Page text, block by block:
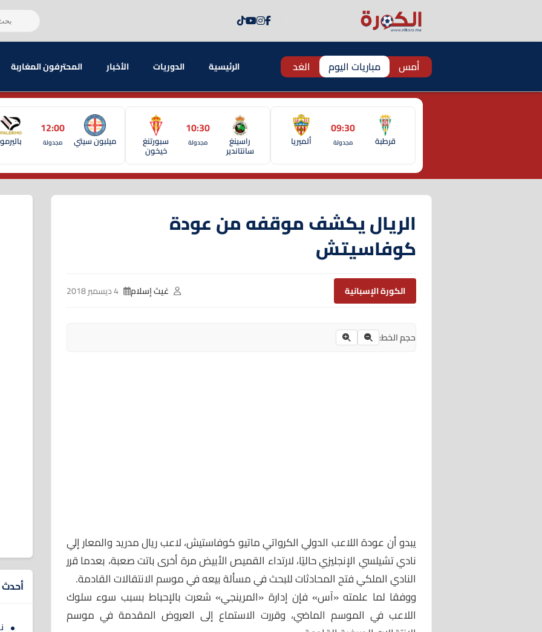
أمس مباريات اليوم الغد الرئيسية الدوريات الأخبار المحترفون المغاربة
قرطبة
09:30
مجدولة ألميريا راسينغ
سانتاندير
10:30
مجدولة سبورتنغ
خيخون
ميلبون سيتي
12:00
مجدولة باليرمو
الريال يكشف موقفه من عودة
كوفاسيتش
الكورة الإسبانية غيث إسلام
حجم الخط:
يبدو أن عودة اللاعب الدولي الكرواتي ماتيو كوفاستيش، لاعب ريال مدريد والمعار إلي
نادي تشيلسي الإنجليزي حاليًا، لارتداء القميص الأبيض مرة أخرى باتت صعبة، بعدما قرر
النادي الملكي فتح المحادثات للبحث في مسألة بيعه في موسم الانتقالات القادمة.
ووفقا لما علمته «آس» فإن إدارة «المرينجي» شعرت بالإحباط بسبب سوء سلوك
اللاعب في الموسم الماضي، وقررت الاستماع إلى العروض المقدمة في موسم
أحدث